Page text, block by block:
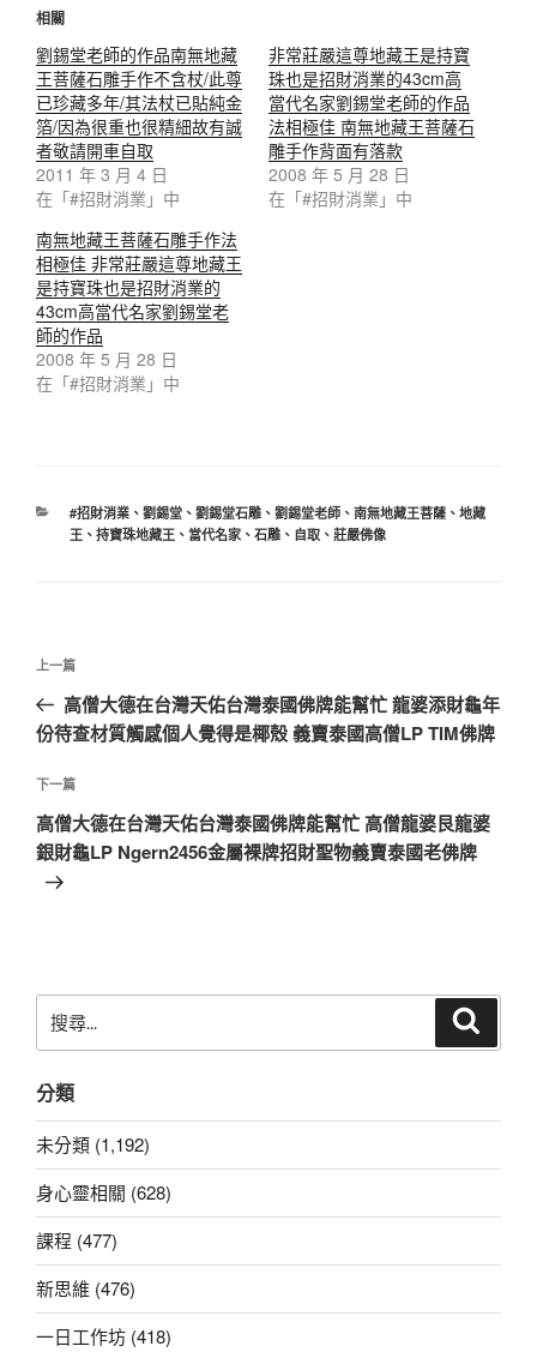
相關
劉錫堂老師的作品南無地藏
王菩薩石雕手作不含杖/此尊
已珍藏多年/其法杖已貼純金
箔/因為很重也很精細故有誠
者敬請開車自取
2011 年 3 月 4 日
在「#招財消業」中
非常莊嚴這尊地藏王是持寶
珠也是招財消業的43cm高
當代名家劉錫堂老師的作品
法相極佳 南無地藏王菩薩石
雕手作背面有落款
2008 年 5 月 28 日
在「#招財消業」中
南無地藏王菩薩石雕手作法
相極佳 非常莊嚴這尊地藏王
是持寶珠也是招財消業的
43cm高當代名家劉錫堂老
師的作品
2008 年 5 月 28 日
在「#招財消業」中
分
類
#招財消業、 劉錫堂、 劉錫堂石雕、 劉錫堂老師、 南無地藏王菩薩、 地藏
王、 持寶珠地藏王、 當代名家、 石雕、 自取、 莊嚴佛像
文
導
覽
上
一
篇
章
上一篇
高僧大德在台灣天佑台灣泰國佛牌能幫忙 龍婆添財龜年
份待查材質觸感個人覺得是椰殼 義賣泰國高僧LP TIM佛牌
下
一
篇
下一篇
高僧大德在台灣天佑台灣泰國佛牌能幫忙 高僧龍婆艮龍婆
銀財龜LP Ngern2456金屬裸牌招財聖物義賣泰國老佛牌
尋
鍵
字:
分類
未分類 (1,192)
身心靈相關 (628)
課程 (477)
新思維 (476)
一日工作坊 (418)